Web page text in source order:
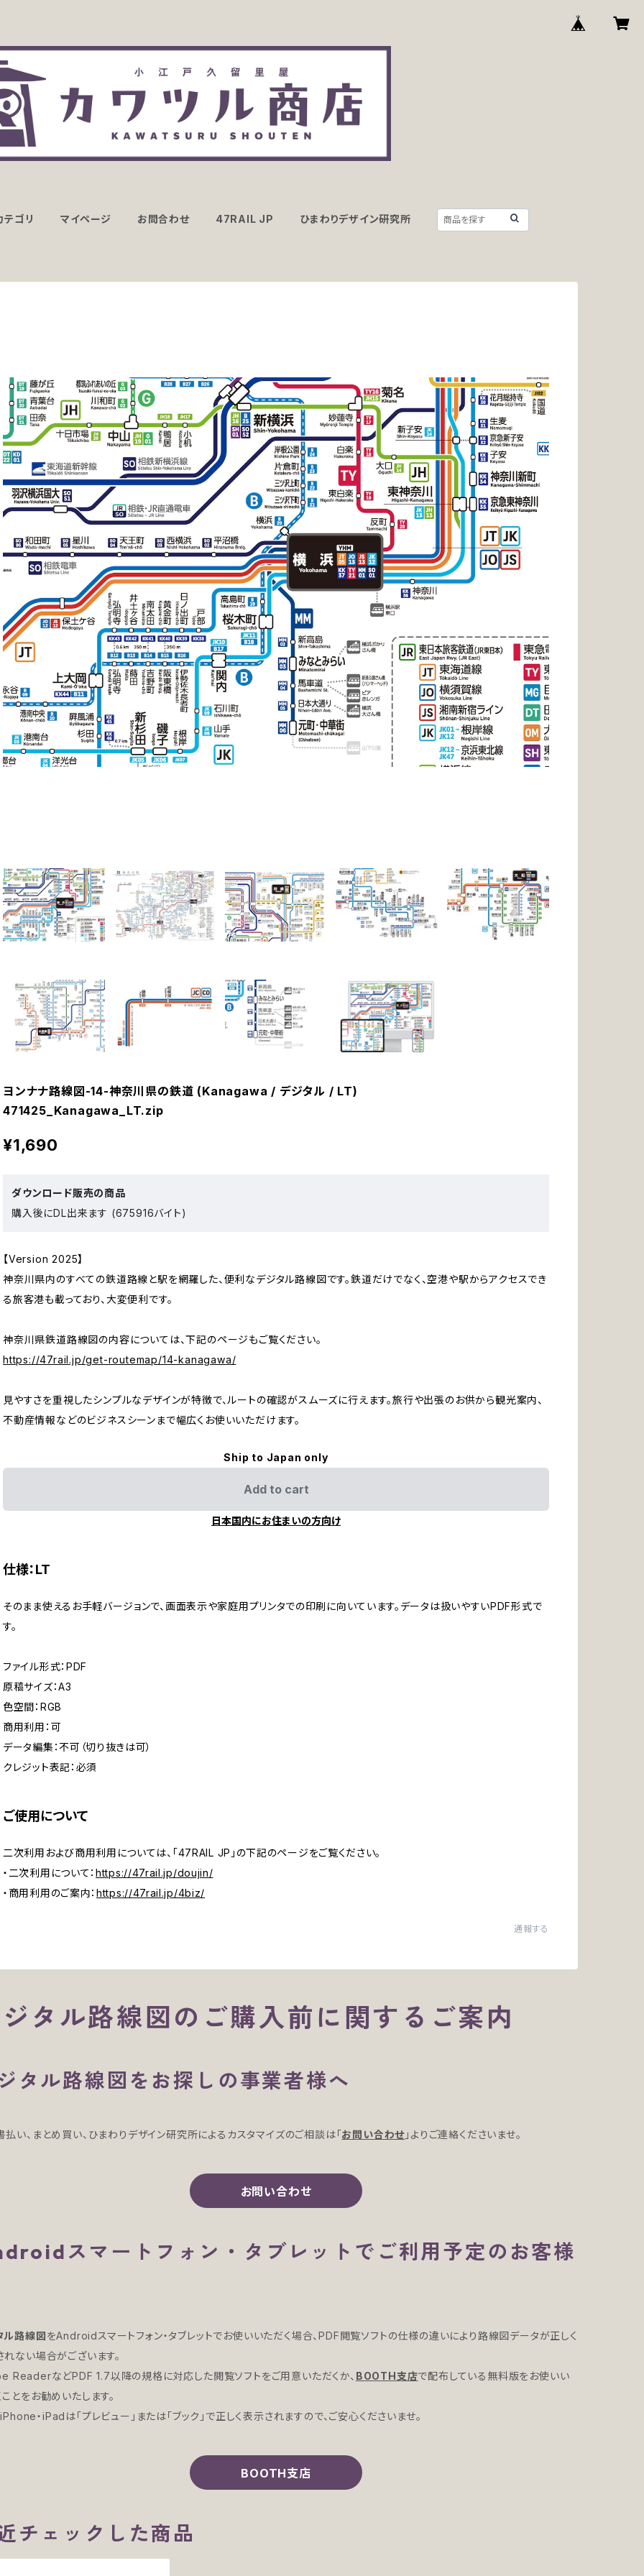
テゴリ マイページ お問合わせ 47RAIL JP ひまわりデザイン研究所
ヨンナナ路線図-14-神奈川県の鉄道 (Kanagawa / デジタル / LT)
471425_Kanagawa_LT.zip
¥1,690
ダウンロード販売の商品
購入後にDL出来ます (675916バイト)
【Version 2025】
神奈川県内のすべての鉄道路線と駅を網羅した、便利なデジタル路線図です。鉄道だけでなく、空港や駅からアクセスでき
る旅客港も載っており、大変便利です。
神奈川県鉄道路線図の内容については、下記のページもご覧ください。
https://47rail.jp/get-routemap/14-kanagawa/
見やすさを重視したシンプルなデザインが特徴で、ルートの確認がスムーズに行えます。旅行や出張のお供から観光案内、
不動産情報などのビジネスシーンまで幅広くお使いいただけます。
Ship to Japan only
Add to cart
日本国内にお住まいの方向け
仕様：LT
そのまま使えるお手軽バージョンで、画面表示や家庭用プリンタでの印刷に向いています。データは扱いやすいPDF形式で
す。
ファイル形式：PDF
原稿サイズ：A3
色空間：RGB
商用利用：可
データ編集：不可（切り抜きは可）
クレジット表記：必須
ご使用について
二次利用および商用利用については、「47RAIL JP」の下記のページをご覧ください。
・二次利用について： https://47rail.jp/doujin/
・商用利用のご案内： https://47rail.jp/4biz/
通報する
タル路線図のご購入前に関するご案内
タル路線図をお探しの事業者様へ
払い、まとめ買い、ひまわりデザイン研究所によるカスタマイズのご相談は「お問い合わせ 」よりご連絡くださいませ。
お問い合わせ
スマートフォン・タブレットでご利用予定のお客様
ル路線図をAndroidスマートフォン・タブレットでお使いいただく場合、PDF閲覧ソフトの仕様の違いにより路線図データが正しく
れない場合がございます。
ReaderなどPDF 1.7以降の規格に対応した閲覧ソフトをご用意いただくか、 BOOTH支店で配布している無料版をお使いい
ことをお勧めいたします。
iPhone・iPadは「プレビュー」または「ブック」で正しく表示されますので、ご安心くださいませ。
BOOTH支店
チェックした商品